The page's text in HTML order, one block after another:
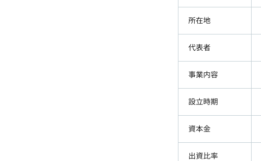
所在地
代表者
事業内容
設立時期
資本金
出資比率